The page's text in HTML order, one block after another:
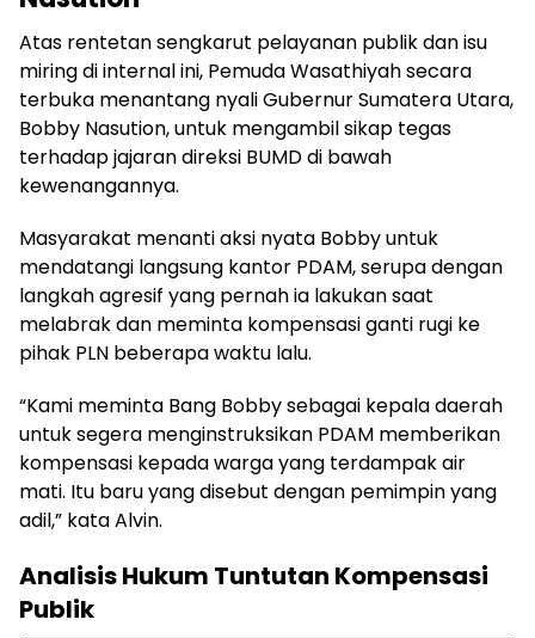
Atas rentetan sengkarut pelayanan publik dan isu
miring di internal ini, Pemuda Wasathiyah secara
terbuka menantang nyali Gubernur Sumatera Utara,
Bobby Nasution, untuk mengambil sikap tegas
terhadap jajaran direksi BUMD di bawah
kewenangannya.
Masyarakat menanti aksi nyata Bobby untuk
mendatangi langsung kantor PDAM, serupa dengan
langkah agresif yang pernah ia lakukan saat
melabrak dan meminta kompensasi ganti rugi ke
pihak PLN beberapa waktu lalu.
“Kami meminta Bang Bobby sebagai kepala daerah
untuk segera menginstruksikan PDAM memberikan
kompensasi kepada warga yang terdampak air
mati. Itu baru yang disebut dengan pemimpin yang
adil,” kata Alvin.
Analisis Hukum Tuntutan Kompensasi
Publik